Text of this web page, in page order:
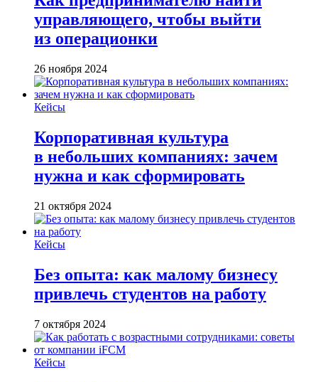
управляющего, чтобы выйти
из операционки
26 ноября 2024
Кейсы
Корпоративная культура
в небольших компаниях: зачем
нужна и как сформировать
21 октября 2024
Кейсы
Без опыта: как малому бизнесу
привлечь студентов на работу
7 октября 2024
Кейсы